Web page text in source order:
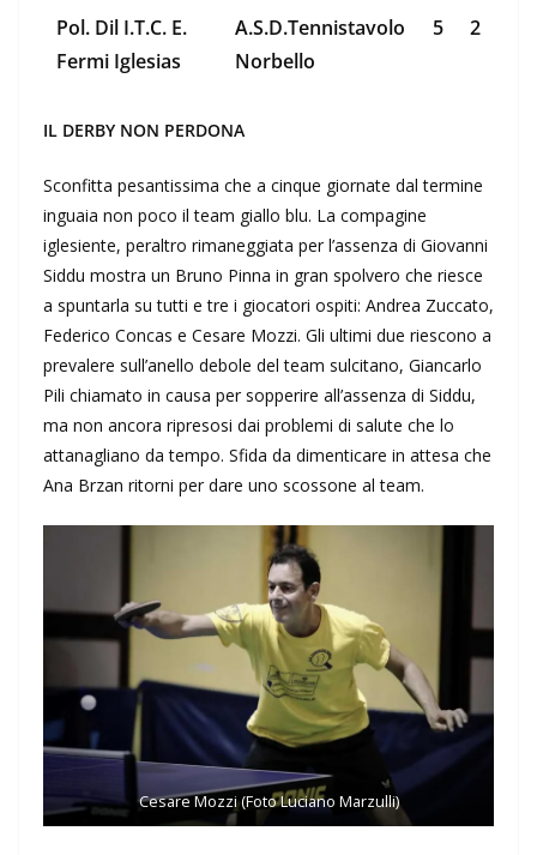
Pol. Dil I.T.C. E.
Fermi Iglesias
A.S.D.Tennistavolo
Norbello
5 2
IL DERBY NON PERDONA
Sconfitta pesantissima che a cinque giornate dal termine
inguaia non poco il team giallo blu. La compagine
iglesiente, peraltro rimaneggiata per l’assenza di Giovanni
Siddu mostra un Bruno Pinna in gran spolvero che riesce
a spuntarla su tutti e tre i giocatori ospiti: Andrea Zuccato,
Federico Concas e Cesare Mozzi. Gli ultimi due riescono a
prevalere sull’anello debole del team sulcitano, Giancarlo
Pili chiamato in causa per sopperire all’assenza di Siddu,
ma non ancora ripresosi dai problemi di salute che lo
attanagliano da tempo. Sfida da dimenticare in attesa che
Ana Brzan ritorni per dare uno scossone al team.
Cesare Mozzi (Foto Luciano Marzulli)